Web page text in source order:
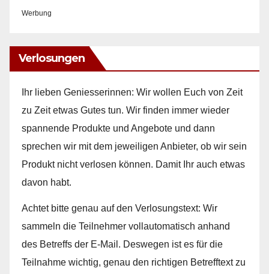
Werbung
Verlosungen
Ihr lieben Geniesserinnen: Wir wollen Euch von Zeit
zu Zeit etwas Gutes tun. Wir finden immer wieder
spannende Produkte und Angebote und dann
sprechen wir mit dem jeweiligen Anbieter, ob wir sein
Produkt nicht verlosen können. Damit Ihr auch etwas
davon habt.
Achtet bitte genau auf den Verlosungstext: Wir
sammeln die Teilnehmer vollautomatisch anhand
des Betreffs der E-Mail. Deswegen ist es für die
Teilnahme wichtig, genau den richtigen Betrefftext zu